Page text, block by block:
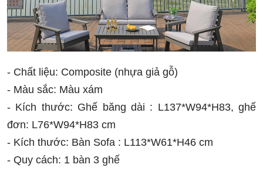
- Chất liệu: Composite (nhựa giả gỗ)
- Màu sắc: Màu xám
- Kích thước: Ghế băng dài : L137*W94*H83, ghế
đơn: L76*W94*H83 cm
- Kích thước: Bàn Sofa : L113*W61*H46 cm
- Quy cách: 1 bàn 3 ghế